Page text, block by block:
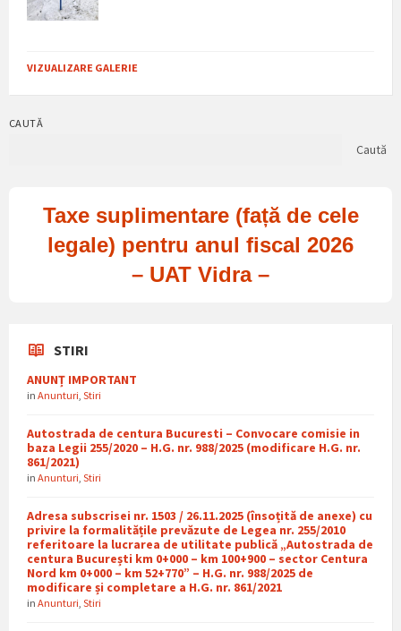
VIZUALIZARE GALERIE
CAUTĂ
Caută
Taxe suplimentare (față de cele
legale) pentru anul fiscal 2026
– UAT Vidra –
STIRI
ANUNȚ IMPORTANT
in Anunturi Stiri
Autostrada de centura Bucuresti – Convocare comisie in
baza Legii 255/2020 – H.G. nr. 988/2025 (modificare H.G. nr.
861/2021)
in Anunturi Stiri
Adresa subscrisei nr. 1503 / 26.11.2025 (însoțită de anexe) cu
privire la formalitățile prevăzute de Legea nr. 255/2010
referitoare la lucrarea de utilitate publică „Autostrada de
centura București km 0+000 – km 100+900 – sector Centura
Nord km 0+000 – km 52+770” – H.G. nr. 988/2025 de
modificare și completare a H.G. nr. 861/2021
in Anunturi Stiri